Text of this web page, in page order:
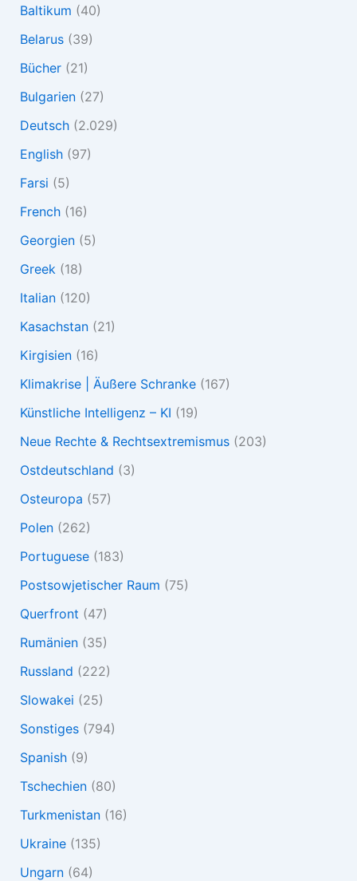
Baltikum (40)
Belarus(39)
Bücher(21)
Bulgarien(27)
Deutsch(2.029)
English(97)
Farsi (5)
French(16)
Georgien(5)
Greek (18)
Italian(120)
Kasachstan(21)
Kirgisien(16)
Klimakrise | Äußere Schranke(167)
Künstliche Intelligenz – KI (19)
Neue Rechte & Rechtsextremismus(203)
Ostdeutschland (3)
Osteuropa (57)
Polen(262)
Portuguese(183)
Postsowjetischer Raum (75)
Querfront (47)
Rumänien(35)
Russland (222)
Slowakei (25)
Sonstiges(794)
Spanish(9)
Tschechien(80)
Turkmenistan(16)
Ukraine(135)
Ungarn(64)